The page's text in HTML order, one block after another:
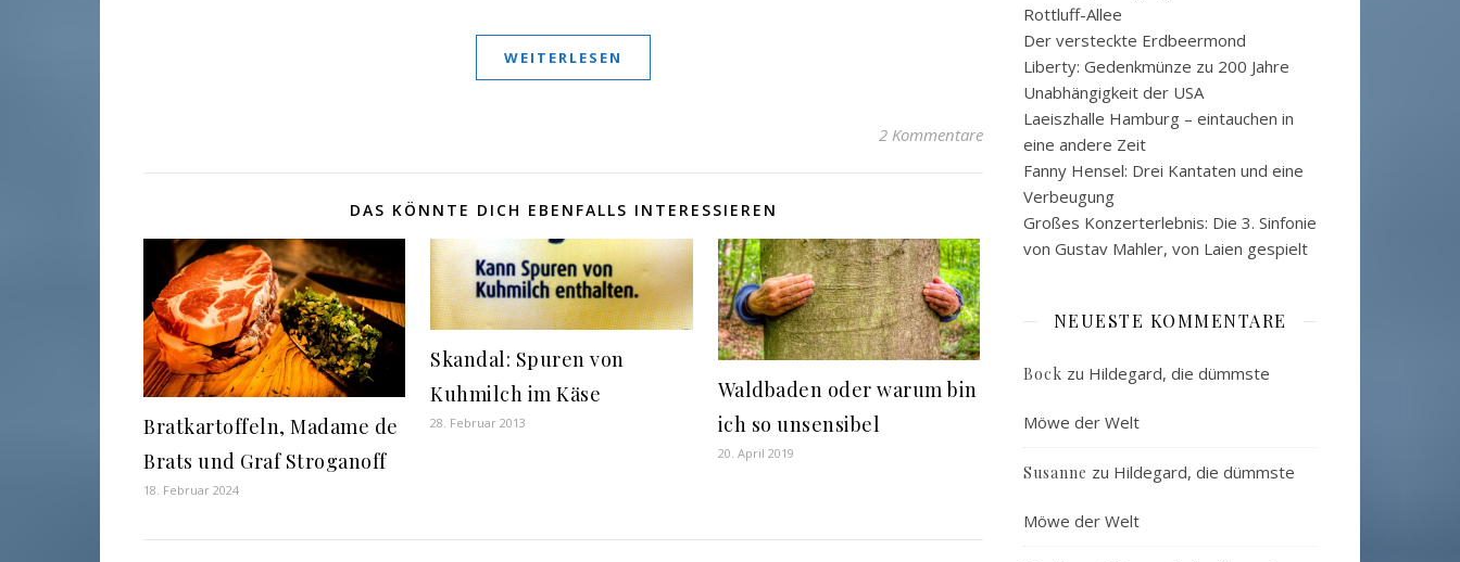
WEITERLESEN
2 Kommentare
DAS KÖNNTE DICH EBENFALLS INTERESSIEREN
Bratkartoffeln, Madame de
Brats und Graf Stroganoff
18. Februar 2024
Skandal: Spuren von
Kuhmilch im Käse
28. Februar 2013
Waldbaden oder warum bin
ich so unsensibel
20. April 2019
Rottluff-Allee
Der versteckte Erdbeermond
Liberty: Gedenkmünze zu 200 Jahre
Unabhängigkeit der USA
Laeiszhalle Hamburg – eintauchen in
eine andere Zeit
Fanny Hensel: Drei Kantaten und eine
Verbeugung
Großes Konzerterlebnis: Die 3. Sinfonie
von Gustav Mahler, von Laien gespielt
NEUESTE KOMMENTARE
Bock zu Hildegard, die dümmste
Möwe der Welt
Susanne zu Hildegard, die dümmste
Möwe der Welt